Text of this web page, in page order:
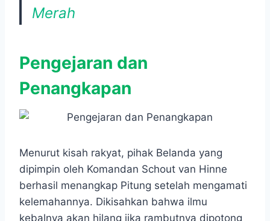
Merah
Pengejaran dan
Penangkapan
Menurut kisah rakyat, pihak Belanda yang
dipimpin oleh Komandan Schout van Hinne
berhasil menangkap Pitung setelah mengamati
kelemahannya. Dikisahkan bahwa ilmu
kebalnya akan hilang jika rambutnya dipotong